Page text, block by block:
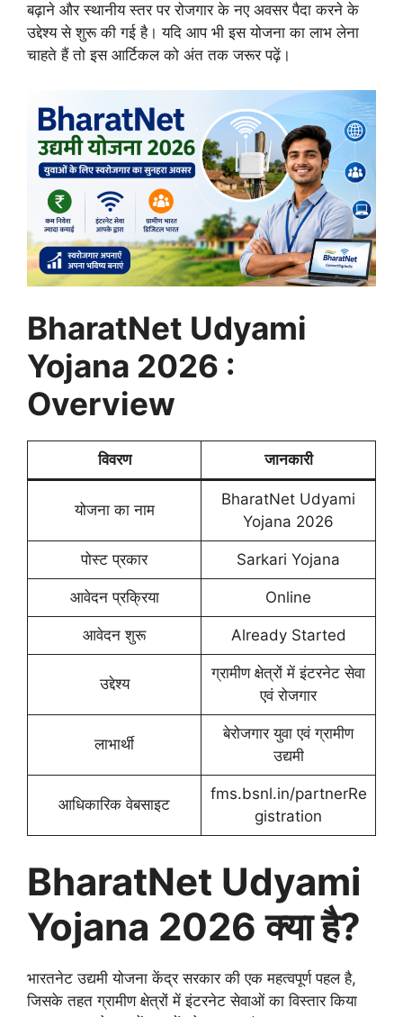
बढ़ाने और स्थानीय स्तर पर रोजगार के नए अवसर पैदा करने के
उद्देश्य से शुरू की गई है। यदि आप भी इस योजना का लाभ लेना
चाहते हैं तो इस आर्टिकल को अंत तक जरूर पढ़ें।
BharatNet Udyami
Yojana 2026 :
Overview
विवरण जानकारी
योजना का नाम
BharatNet Udyami
Yojana 2026
पोस्ट प्रकार Sarkari Yojana
आवेदन प्रक्रिया Online
आवेदन शुरू Already Started
उद्देश्य
ग्रामीण क्षेत्रों में इंटरनेट सेवा
एवं रोजगार
लाभार्थी
बेरोजगार युवा एवं ग्रामीण
उद्यमी
आधिकारिक वेबसाइट
fms.bsnl.in/partnerRe
gistration
BharatNet Udyami
Yojana 2026 क्या है?
भारतनेट उद्यमी योजना केंद्र सरकार की एक महत्वपूर्ण पहल है,
जिसके तहत ग्रामीण क्षेत्रों में इंटरनेट सेवाओं का विस्तार किया